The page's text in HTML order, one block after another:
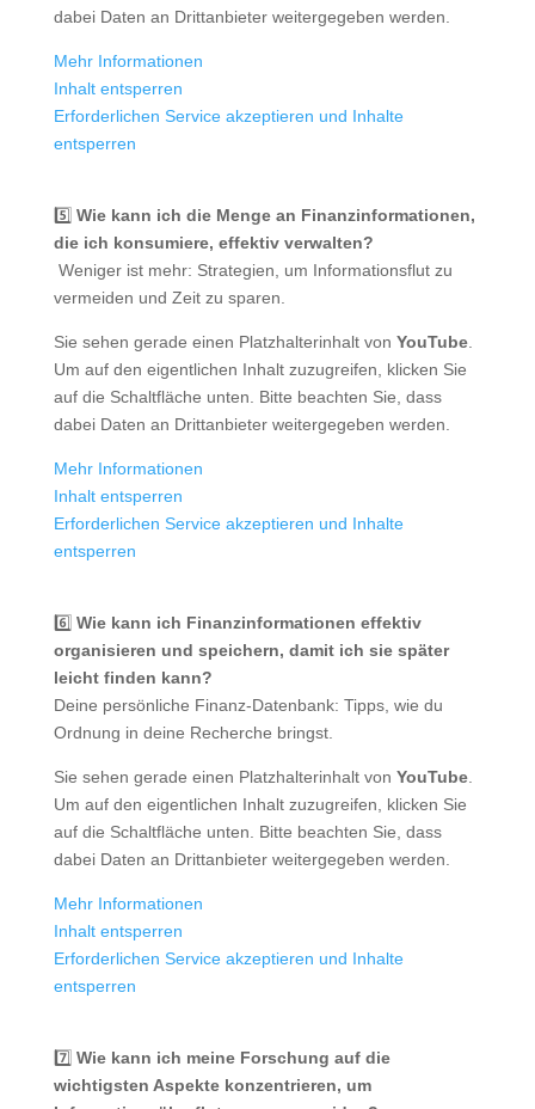
dabei Daten an Drittanbieter weitergegeben werden.
Mehr Informationen
Inhalt entsperren
Erforderlichen Service akzeptieren und Inhalte
entsperren
5️⃣ Wie kann ich die Menge an Finanzinformationen,
die ich konsumiere, effektiv verwalten?
️ Weniger ist mehr: Strategien, um Informationsflut zu
vermeiden und Zeit zu sparen.
Sie sehen gerade einen Platzhalterinhalt von YouTube.
Um auf den eigentlichen Inhalt zuzugreifen, klicken Sie
auf die Schaltfläche unten. Bitte beachten Sie, dass
dabei Daten an Drittanbieter weitergegeben werden.
Mehr Informationen
Inhalt entsperren
Erforderlichen Service akzeptieren und Inhalte
entsperren
6️⃣ Wie kann ich Finanzinformationen effektiv
organisieren und speichern, damit ich sie später
leicht finden kann?
Deine persönliche Finanz-Datenbank: Tipps, wie du
Ordnung in deine Recherche bringst.
Sie sehen gerade einen Platzhalterinhalt von YouTube.
Um auf den eigentlichen Inhalt zuzugreifen, klicken Sie
auf die Schaltfläche unten. Bitte beachten Sie, dass
dabei Daten an Drittanbieter weitergegeben werden.
Mehr Informationen
Inhalt entsperren
Erforderlichen Service akzeptieren und Inhalte
entsperren
7️⃣ Wie kann ich meine Forschung auf die
wichtigsten Aspekte konzentrieren, um